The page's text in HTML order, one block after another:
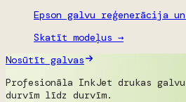
Epson galvu reģenerācija
Skatīt modeļus →
Nosūtīt galvas
Profesionāla InkJet drukas
durvīm līdz durvīm.